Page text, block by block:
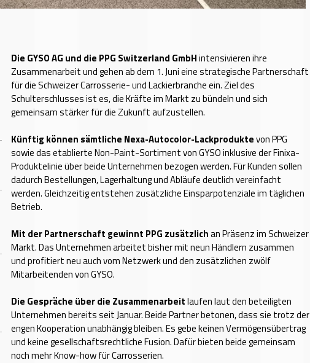
Die GYSO AG und die PPG Switzerland GmbHintensivieren ihre
Zusammenarbeit und gehen ab dem 1. Juni eine strategische Partnerschaft
für die Schweizer Carrosserie- und Lackierbranche ein. Ziel des
Schulterschlusses ist es, die Kräfte im Markt zu bündeln und sich
gemeinsam stärker für die Zukunft aufzustellen.
Künftig können sämtliche Nexa-Autocolor-Lackproduktevon PPG
sowie das etablierte Non-Paint-Sortiment von GYSO inklusive der Finixa-
Produktelinie über beide Unternehmen bezogen werden. Für Kunden sollen
dadurch Bestellungen, Lagerhaltung und Abläufe deutlich vereinfacht
werden. Gleichzeitig entstehen zusätzliche Einsparpotenziale im täglichen
Betrieb.
Mit der Partnerschaft gewinnt PPG zusätzlichan Präsenz im Schweizer
Markt. Das Unternehmen arbeitet bisher mit neun Händlern zusammen
und profitiert neu auch vom Netzwerk und den zusätzlichen zwölf
Mitarbeitenden von GYSO.
Die Gespräche über die Zusammenarbeitlaufen laut den beteiligten
Unternehmen bereits seit Januar. Beide Partner betonen, dass sie trotz der
engen Kooperation unabhängig bleiben. Es gebe keinen Vermögensübertrag
und keine gesellschaftsrechtliche Fusion. Dafür bieten beide gemeinsam
noch mehr Know-how für Carrosserien.